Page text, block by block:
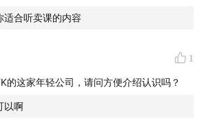
｜跨境萌新
树懒网络科技有限公司｜艾雨嘉
イ 恶魔之子——《进击的巨人》最终
适合听卖课的内容
1
的这家年轻公司，请问方便介绍认识吗？
以啊